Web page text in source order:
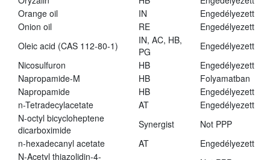
Orange oil
IN
Engedélyezett
Onion oil
RE
Engedélyezett
Oleic acid (CAS 112-80-1)
IN, AC, HB,
PG
Engedélyezett
Nicosulfuron
HB
Engedélyezett
Napropamide-M
HB
Folyamatban
Napropamide
HB
Engedélyezett
n-Tetradecylacetate
AT
Engedélyezett
N-octyl bicycloheptene
dicarboximide
Synergist
Not PPP
n-hexadecanyl acetate
AT
Engedélyezett
N-Acetyl thiazolidin-4-